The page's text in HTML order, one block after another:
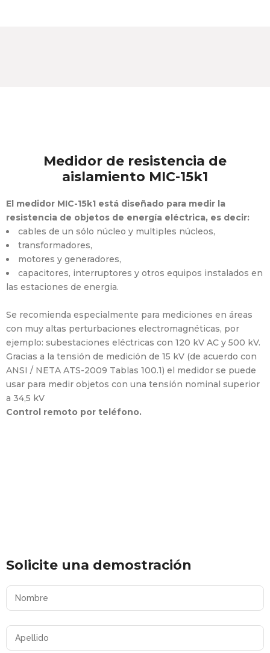
Medidor de resistencia de
aislamiento MIC-15k1
El medidor MIC-15k1 está diseñado para medir la
resistencia de objetos de energía eléctrica, es decir:
cables de un sólo núcleo y multiples núcleos,
transformadores,
motores y generadores,
capacitores, interruptores y otros equipos instalados en
las estaciones de energia.
Se recomienda especialmente para mediciones en áreas
con muy altas perturbaciones electromagnéticas, por
ejemplo: subestaciones eléctricas con 120 kV AC y 500 kV.
Gracias a la tensión de medición de 15 kV (de acuerdo con
ANSI / NETA ATS-2009 Tablas 100.1) el medidor se puede
usar para medir objetos con una tensión nominal superior
a 34,5 kV
Control remoto por teléfono.
Solicite una demostración